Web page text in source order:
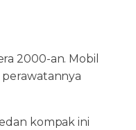
2000-an. Mobil
kompak ini